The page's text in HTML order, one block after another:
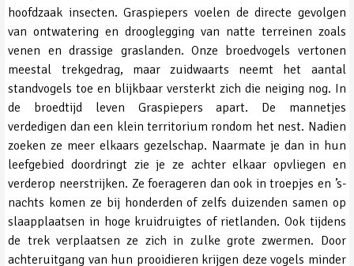
hoofdzaak insecten. Graspiepers voelen de directe gevolgen
van ontwatering en drooglegging van natte terreinen zoals
venen en drassige graslanden. Onze broedvogels vertonen
meestal trekgedrag, maar zuidwaarts neemt het aantal
standvogels toe en blijkbaar versterkt zich die neiging nog. In
de broedtijd leven Graspiepers apart. De mannetjes
verdedigen dan een klein territorium rondom het nest. Nadien
zoeken ze meer elkaars gezelschap. Naarmate je dan in hun
leefgebied doordringt zie je ze achter elkaar opvliegen en
verderop neerstrijken. Ze foerageren dan ook in troepjes en ’s-
nachts komen ze bij honderden of zelfs duizenden samen op
slaapplaatsen in hoge kruidruigtes of rietlanden. Ook tijdens
de trek verplaatsen ze zich in zulke grote zwermen. Door
achteruitgang van hun prooidieren krijgen deze vogels minder